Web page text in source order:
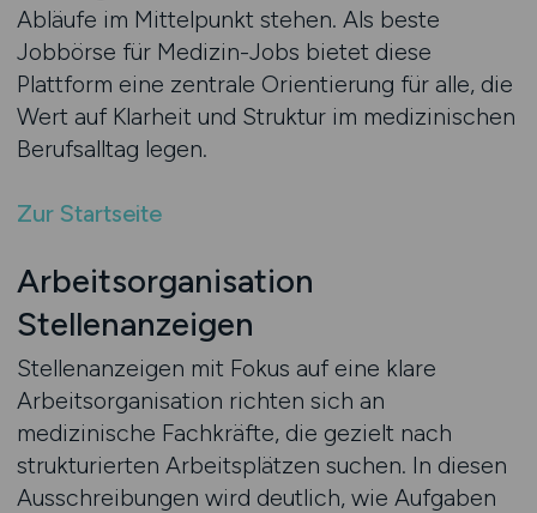
Abläufe im Mittelpunkt stehen. Als beste
Jobbörse für Medizin-Jobs bietet diese
Plattform eine zentrale Orientierung für alle, die
Wert auf Klarheit und Struktur im medizinischen
Berufsalltag legen.
Zur Startseite
Arbeitsorganisation
Stellenanzeigen
Stellenanzeigen mit Fokus auf eine klare
Arbeitsorganisation richten sich an
medizinische Fachkräfte, die gezielt nach
strukturierten Arbeitsplätzen suchen. In diesen
Ausschreibungen wird deutlich, wie Aufgaben